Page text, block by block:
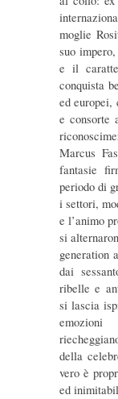
moglie
suo
e il
conquista
ed
e consorte
Marcus
fantasie
periodo di
i settori,
e l’animo
si
generation
dai
ribelle e
si lascia
della
vero è
ed